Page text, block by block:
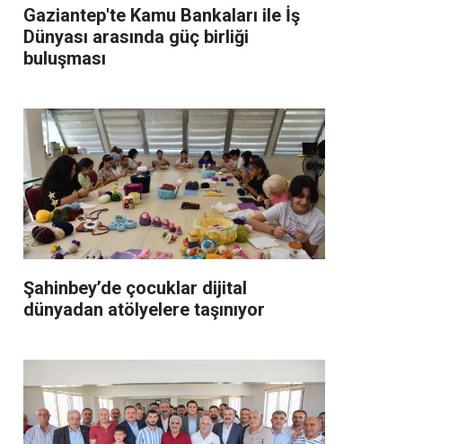
Gaziantep'te Kamu Bankaları ile İş
Dünyası arasında güç birliği
buluşması
Şahinbey’de çocuklar dijital
dünyadan atölyelere taşınıyor